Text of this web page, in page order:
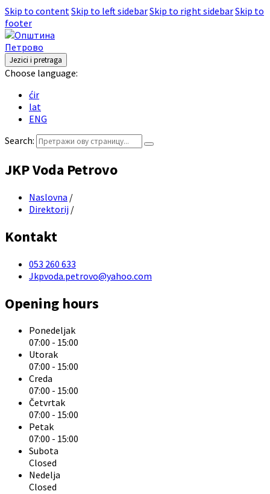
Skip to contentSkip to left sidebarSkip to right sidebarSkip to
footer
Jezici i pretraga
Choose language:
ćir
lat
ENG
Search:
JKP Voda Petrovo
Naslovna /
Direktorij /
Kontakt
053 260 633
Jkpvoda.petrovo@yahoo.com
Opening hours
Ponedeljak
07:00 - 15:00
Utorak
07:00 - 15:00
Creda
07:00 - 15:00
Četvrtak
07:00 - 15:00
Petak
07:00 - 15:00
Subota
Closed
Nedelja
Closed